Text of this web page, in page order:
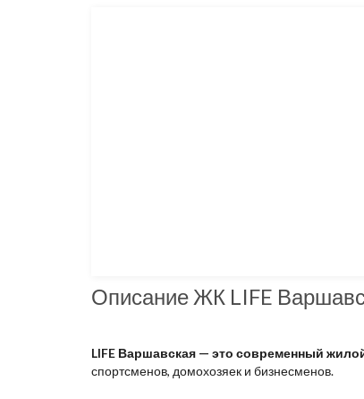
Описание ЖК LIFE
LIFE Варшавская — это современный
спортсменов, домохозяек и бизнесменов.